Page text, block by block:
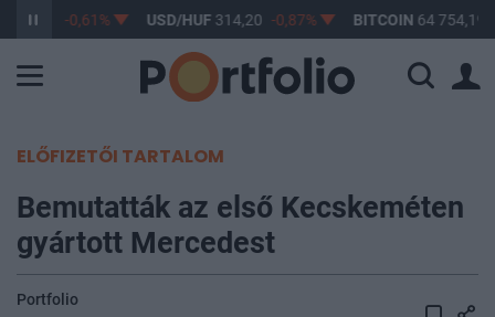
363,17 -0,61% USD/HUF314,20 -0,87% BITCOIN64 754,19
ELŐFIZETŐI TARTALOM
Bemutatták az első Kecskeméten
gyártott Mercedest
Portfolio